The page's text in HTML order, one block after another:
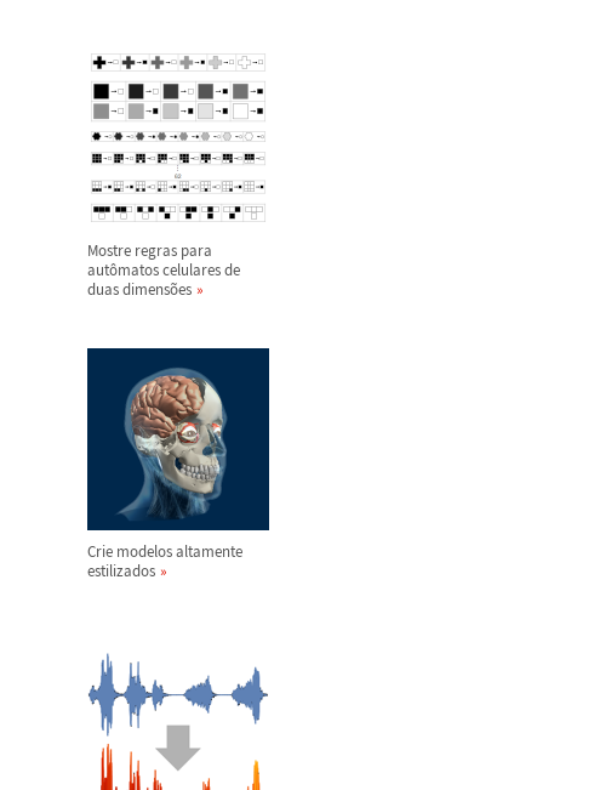
Mostre regras para
autômatos celulares de
duas dimensões
Crie modelos altamente
estilizados